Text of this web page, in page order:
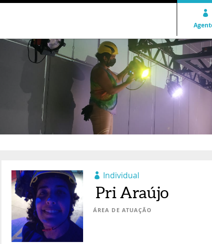
Individual
Pri Araújo
ÁREA DE ATUAÇÃO